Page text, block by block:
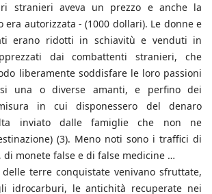
stranieri aveva un prezzo e anche la
era autorizzata - (1000 dollari). Le donne e
erano ridotti in schiavitù e venduti in
dai combattenti stranieri, che
liberamente soddisfare le loro passioni
una o diverse amanti, e perfino dei
in cui disponessero del denaro
inviato dalle famiglie che non ne
(3). Meno noti sono i traffici di
monete false e di false medicine …
terre conquistate venivano sfruttate,
idrocarburi, le antichità recuperate nei